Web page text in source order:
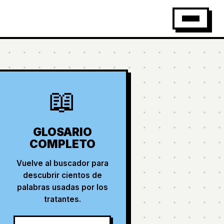
📖
GLOSARIO
COMPLETO
Vuelve al buscador para
descubrir cientos de
palabras usadas por los
tratantes.